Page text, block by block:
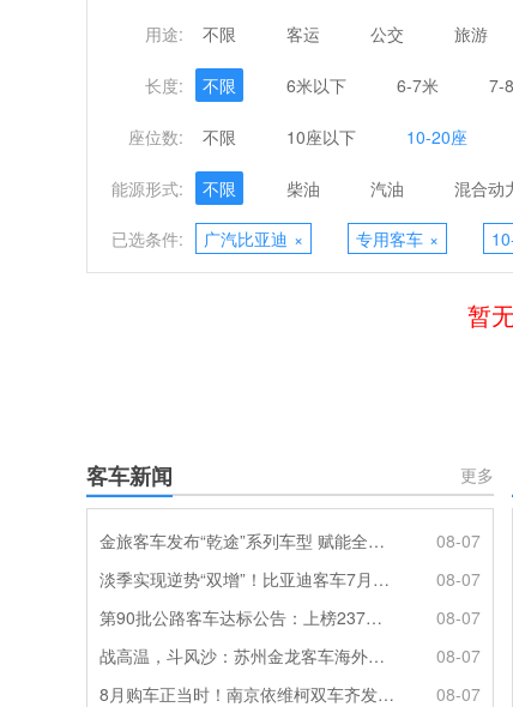
用途: 不限 客运 公交 旅游
长度: 不限 6米以下 6-7米 7-
座位数: 不限 10座以下 10-20座
能源形式: 不限 柴油 汽油 混合动
已选条件: 广汽比亚迪 × 专用客车 ×
暂
客车新闻 更多
金旅客车发布“乾途”系列车型 赋能全球客运产业提质升级
08-07
淡季实现逆势“双增”！比亚迪客车7月热销620辆创新高
08-07
第90批公路客车达标公告：上榜237款创次高，混动\燃料电池缺席
08-07
战高温，斗风沙：苏州金龙客车海外服务的“极限温度测试”
08-07
8月购车正当时！南京依维柯双车齐发限时福利全解析
08-07